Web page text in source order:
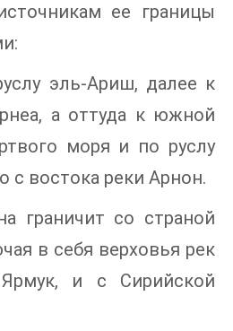
ее границы
эль-Ариш, далее к
а оттуда к южной
моря и по руслу
с востока реки Арнон.
граничит со страной
в себя верховья рек
и с Сирийской